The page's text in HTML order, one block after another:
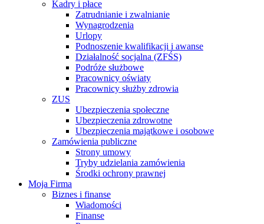
Kadry i płace
Zatrudnianie i zwalnianie
Wynagrodzenia
Urlopy
Podnoszenie kwalifikacji i awanse
Działalność socjalna (ZFŚS)
Podróże służbowe
Pracownicy oświaty
Pracownicy służby zdrowia
ZUS
Ubezpieczenia społeczne
Ubezpieczenia zdrowotne
Ubezpieczenia majątkowe i osobowe
Zamówienia publiczne
Strony umowy
Tryby udzielania zamówienia
Środki ochrony prawnej
Moja Firma
Biznes i finanse
Wiadomości
Finanse